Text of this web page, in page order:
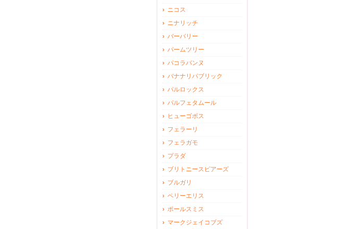
ニコス
ニナリッチ
バーバリー
パームツリー
パコラバンヌ
バナナリパブリック
パルロックス
パルフェタムール
ヒューゴボス
フェラーリ
フェラガモ
プラダ
ブリトニースピアーズ
ブルガリ
ペリーエリス
ポールスミス
マークジェイコブズ